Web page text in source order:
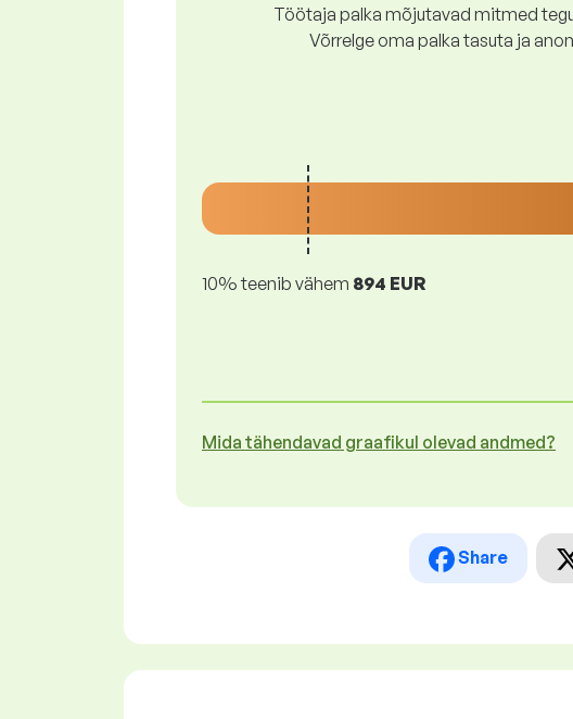
Töötaja palka mõjutavad mitmed
Võrrelge oma palka tasuta ja
10% teenib vähem 894 EUR
Mida tähendavad graafikul olevad andmed?
Share